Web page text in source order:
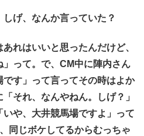
しげ、なんか言っていた？
れはいいと思ったんだけど、
って。で、CM中に陣内さん
す」って言ってその時はよか
それ、なんやねん。しげ？」
や、大井競馬場ですよ」って
同じボケしてるからむっちゃ